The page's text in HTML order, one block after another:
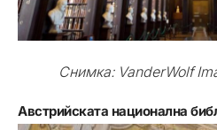
Снимка: VanderWolf
Австрийската национална